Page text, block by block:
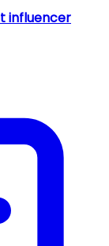
influencer